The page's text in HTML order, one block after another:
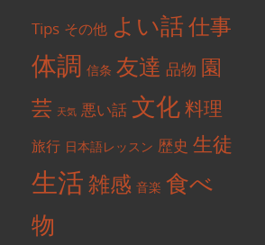
Tips その他 よい話仕事
体調 信条 友達 品物 園
芸 天気 悪い話 文化料理
旅行 日本語レッスン 歴史 生徒
生活雑感 音楽 食べ
物